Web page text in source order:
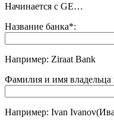
Начинается с GE…
Название банка*:
Например: Ziraat Bank
Фамилия и имя владельца
Например: Ivan